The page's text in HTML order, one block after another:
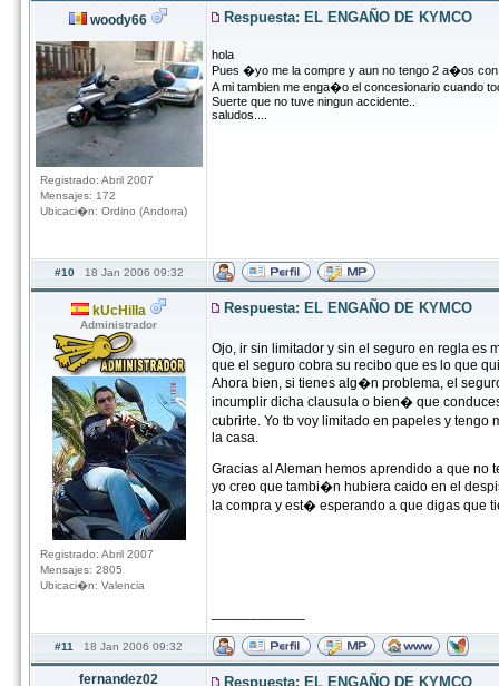
woody66
Registrado: Abril 2007
Mensajes: 172
Ubicaci�n: Ordino (Andorra)
Respuesta: EL ENGAÑO DE KYMCO
hola
Pues �yo me la compre y aun no tengo 2 a�os
A mi tambien me enga�o el concesionario cuando
Suerte que no tuve ningun accidente..
saludos....
#10 18 Jan 2006 09:32
kUcHilla
Administrador
Registrado: Abril 2007
Mensajes: 2805
Ubicaci�n: Valencia
Respuesta: EL ENGAÑO DE KYMCO
Ojo, ir sin limitador y sin el seguro en regla
que el seguro cobra su recibo que es lo que
Ahora bien, si tienes alg�n problema, el
incumplir dicha clausula o bien� que
cubrirte. Yo tb voy limitado en papeles y
la casa.
Gracias al Aleman hemos aprendido a que no
yo creo que tambi�n hubiera caido en el
la compra y est� esperando a que digas que
#11 18 Jan 2006 09:32
fernandez02 Respuesta: EL ENGAÑO DE KYMCO